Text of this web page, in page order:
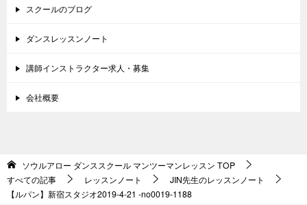
スクールのブログ
ダンスレッスンノート
講師インストラクター求人・募集
会社概要
ソウルアロー ダンススクール マンツーマンレッスン TOP
すべての記事
レッスンノート
JIN先生のレッスンノート
【ルパン】新宿スタジオ2019-4-21 -no0019-1188